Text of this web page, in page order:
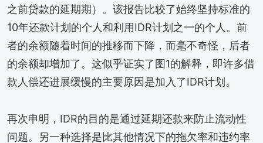
之前贷款的延期期）。该报告比较了始终坚持标准的
10年还款计划的个人和利用IDR计划之一的个人。前
者的余额随着时间的推移而下降，而毫不奇怪，后者
的余额却增加了。这似乎证实了图1的解释，即许多借
款人偿还进展缓慢的主要原因是加入了IDR计划。
再次申明，IDR的目的是通过延期还款来防止流动性
问题。另一种选择是比其他情况下的拖欠率和违约率